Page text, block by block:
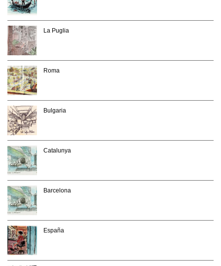
La Puglia
Roma
Bulgaria
Catalunya
Barcelona
España